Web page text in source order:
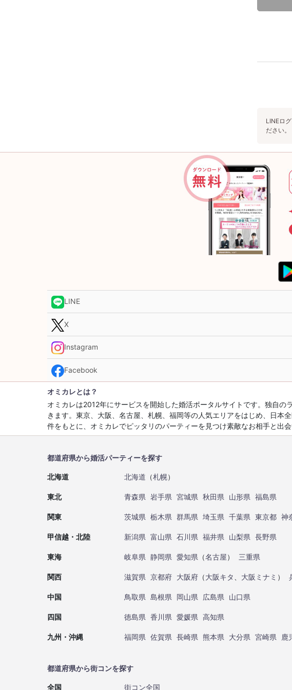
LINEロ
ださい。
LINE
X
Instagram
Facebook
オミカレとは？
オミカレは2012年にサービスを開始した婚活ポータルサイトです。独自
きます。東京、大阪、名古屋、札幌、福岡等の人気エリアをはじめ、日本
件をもとに、オミカレでピッタリのパーティーを見つけ素敵なお相手と出会
都道府県から婚活パーティーを探す
北海道 北海道 （札幌）
東北 青森県 岩手県 宮城県 秋田県 山形県 福島県
関東 茨城県 栃木県 群馬県 埼玉県 千葉県 東京都 神
甲信越・北陸 新潟県 富山県 石川県 福井県 山梨県 長野県
東海 岐阜県 静岡県 愛知県 （名古屋） 三重県
関西 滋賀県 京都府 大阪府 （大阪キタ 大阪ミナミ ）
中国 鳥取県 島根県 岡山県 広島県 山口県
四国 徳島県 香川県 愛媛県 高知県
九州・沖縄 福岡県 佐賀県 長崎県 熊本県 大分県 宮崎県 鹿
都道府県から街コンを探す
全国 街コン全国